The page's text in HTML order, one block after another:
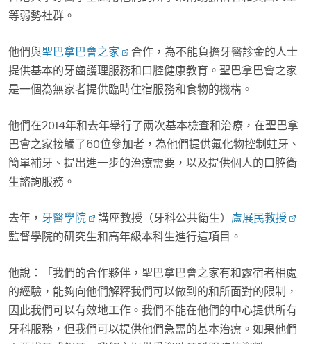
等弱勢社群。
他們與聖巴拿巴會之家
合作，為不能負擔牙醫診金的人士
提供基本的牙齒護理服務和口腔健康教育。聖巴拿巴會之家
是一個為無家者提供臨時住宿服務和食物的機構。
他們在2014年和去年舉行了兩次基本檢查和治療，在聖巴拿
巴會之家接觸了60位參加者，為他們提供氟化物控制蛀牙、
簡單補牙、提出進一步的治療需要，以及提供個人的口腔衛
生諮詢服務。
去年， 牙醫學院 講座教授（牙科公共衛生） 盧展民教授
監督學院的研究生和高年級本科生進行這項目。
他說：「我們的合作夥伴，聖巴拿巴會之家有和露宿者相處
的經驗，能夠向他們解釋我們可以做到的和所面對的限制，
因此我們可以有效地工作。我們不能在他們的中心提供所有
牙科服務，但我們可以提供他們急需的基本治療。如果他們